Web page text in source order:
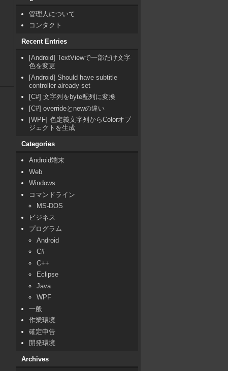
管理人について
コンタクト
Recent Entries
[Android] TextViewで一部だけ文字
色を変更
[Android] Should have subtitle
controller already set
[C#] 文字列をbyte配列に変換
[C#] overrideとnewの違い
[WPF] 色定義文字列からColorオブ
ジェクトを生成
Categories
Android端末
Web
Windows
コマンドライン
MS-DOS
ビジネス
プログラム
Android
C#
C++
Eclipse
Java
WPF
一般
作業環境
確定申告
開発環境
Archives